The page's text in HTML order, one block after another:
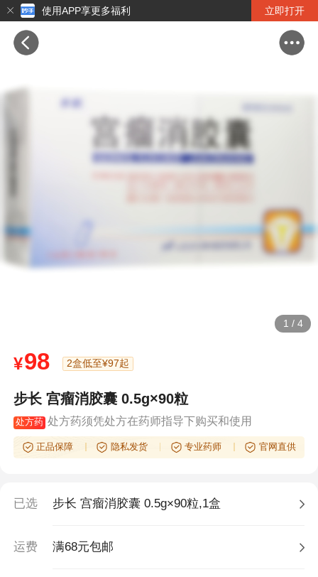
使用APP享更多福利 立即打开
1 / 4
¥98 2盒低至¥97起
步长 宫瘤消胶囊 0.5g×90粒
处方药 处方药须凭处方在药师指导下购买和使用
正品保障 隐私发货 专业药师 官网直供
已选 步长 宫瘤消胶囊 0.5g×90粒,1盒
运费 满68元包邮